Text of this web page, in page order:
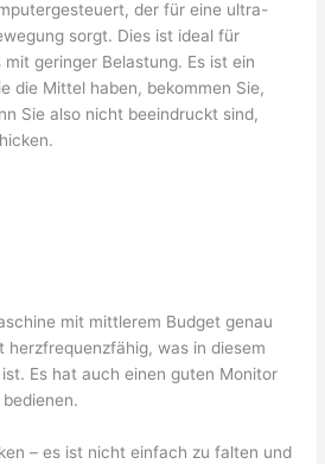
der für eine ultra-
sorgt. Dies ist ideal für
geringer Belastung. Es ist ein
die Mittel haben, bekommen Sie,
Sie also nicht beeindruckt sind,
mit mittlerem Budget genau
herzfrequenzfähig, was in diesem
Es hat auch einen guten Monitor
– es ist nicht einfach zu falten und